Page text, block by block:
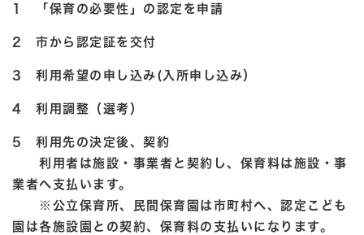
1 「保育の必要性」の認定を申請
2 市から認定証を交付
3 利用希望の申し込み(入所申し込み）
4 利用調整（選考）
5 利用先の決定後、契約
利用者は施設・事業者と契約し、保育料は施設・事
業者へ支払います。
※公立保育所、民間保育園は市町村へ、認定こども
園は各施設園との契約、保育料の支払いになります。